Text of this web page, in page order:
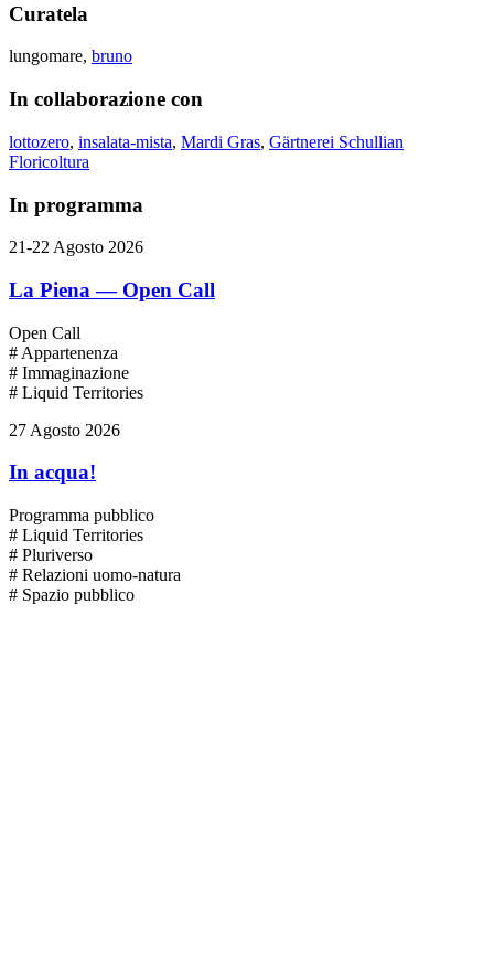
Curatela
lungomare, bruno
In collaborazione con
lottozero, insalata-mista, Mardi Gras, Gärtnerei Schullian
Floricoltura
In programma
21-22 Agosto 2026
La Piena — Open Call
Open Call
# Appartenenza
# Immaginazione
# Liquid Territories
27 Agosto 2026
In acqua!
Programma pubblico
# Liquid Territories
# Pluriverso
# Relazioni uomo-natura
# Spazio pubblico